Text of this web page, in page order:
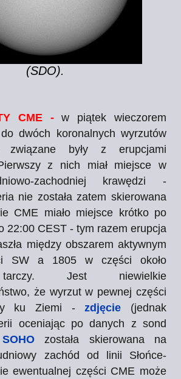
(SDO).
CME -w piątek wieczorem
dwóch koronalnych wyrzutów
były z erupcjami
z nich miał miejsce w
zachodniej krawędzi -
nie została zatem skierowana
CME miało miejsce krótko po
22:00 CEST - tym razem erupcja
między obszarem aktywnym
SW a 1805 w części około
Jest niewielkie
że wyrzut w pewnej części
ku Ziemi -zdjęcie (jednak
oceniając po danych z sond
SOHOzostała skierowana na
zachód od linii Słońce-
ewentualnej części CME może